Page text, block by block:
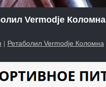
Vermodje Коломна
| Ретаболил Vermodje Коломна